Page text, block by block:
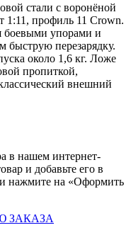
стали с воронёной
1:11, профиль 11 Crown.
боевыми упорами и
быструю перезарядку.
около 1,6 кг. Ложе
пропиткой,
внешний
в нашем интернет-
и добавьте его в
и нажмите на «Оформить
ЗАКАЗА